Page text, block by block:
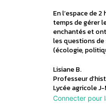
En l’espace de
temps de gérer
enchantés et
les questions
(écologie,
Lisiane B.
Professeur
Lycée agricole
Connecter pour